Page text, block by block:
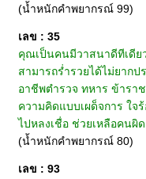
(น้ำหนักคำพยากรณ์ 99)
เลข : 35
คุณเป็นคนมีวาสนาดีทีเดีย
สามารถร่ำรวยได้ไม่ยาก
อาชีพตำรวจ ทหาร ข้ารา
ความคิดแบบเผด็จการ ใจ
ไปหลงเชื่อ ช่วยเหลือคนผิด
(น้ำหนักคำพยากรณ์ 80)
เลข : 93